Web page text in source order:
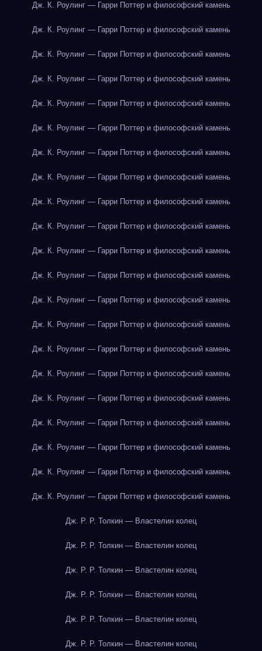
Дж. К. Роулинг — Гарри Поттер и философский камень
Дж. К. Роулинг — Гарри Поттер и философский камень
Дж. К. Роулинг — Гарри Поттер и философский камень
Дж. К. Роулинг — Гарри Поттер и философский камень
Дж. К. Роулинг — Гарри Поттер и философский камень
Дж. К. Роулинг — Гарри Поттер и философский камень
Дж. К. Роулинг — Гарри Поттер и философский камень
Дж. К. Роулинг — Гарри Поттер и философский камень
Дж. К. Роулинг — Гарри Поттер и философский камень
Дж. К. Роулинг — Гарри Поттер и философский камень
Дж. К. Роулинг — Гарри Поттер и философский камень
Дж. К. Роулинг — Гарри Поттер и философский камень
Дж. К. Роулинг — Гарри Поттер и философский камень
Дж. К. Роулинг — Гарри Поттер и философский камень
Дж. К. Роулинг — Гарри Поттер и философский камень
Дж. К. Роулинг — Гарри Поттер и философский камень
Дж. К. Роулинг — Гарри Поттер и философский камень
Дж. К. Роулинг — Гарри Поттер и философский камень
Дж. К. Роулинг — Гарри Поттер и философский камень
Дж. К. Роулинг — Гарри Поттер и философский камень
Дж. К. Роулинг — Гарри Поттер и философский камень
Дж. Р. Р. Толкин — Властелин колец
Дж. Р. Р. Толкин — Властелин колец
Дж. Р. Р. Толкин — Властелин колец
Дж. Р. Р. Толкин — Властелин колец
Дж. Р. Р. Толкин — Властелин колец
Дж. Р. Р. Толкин — Властелин колец